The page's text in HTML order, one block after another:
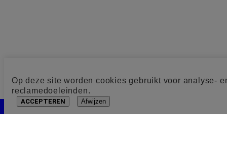
Op deze site worden cookies gebruikt voor analyse-
reclamedoeleinden.
ACCEPTEREN Afwijzen
Cookie toestemming